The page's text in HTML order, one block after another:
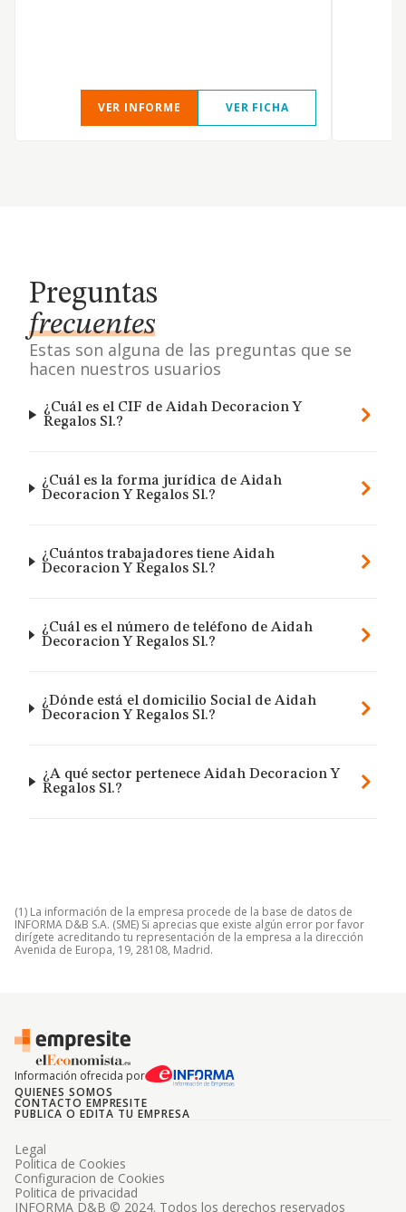
VER INFORME VER FICHA
Preguntas
frecuentes
Estas son alguna de las preguntas que se
hacen nuestros usuarios
¿Cuál es el CIF de Aidah Decoracion Y
Regalos Sl.?
¿Cuál es la forma jurídica de Aidah
Decoracion Y Regalos Sl.?
¿Cuántos trabajadores tiene Aidah
Decoracion Y Regalos Sl.?
¿Cuál es el número de teléfono de Aidah
Decoracion Y Regalos Sl.?
¿Dónde está el domicilio Social de Aidah
Decoracion Y Regalos Sl.?
¿A qué sector pertenece Aidah Decoracion Y
Regalos Sl.?
(1) La información de la empresa procede de la base de datos de
INFORMA D&B S.A. (SME) Si aprecias que existe algún error por favor
dirígete acreditando tu representación de la empresa a la dirección
Avenida de Europa, 19, 28108, Madrid.
Información ofrecida por
QUIENES SOMOS
CONTACTO EMPRESITE
PUBLICA O EDITA TU EMPRESA
INFORMA D&B © 2024. Todos los derechos reservados
Legal
Politica de Cookies
Configuracion de Cookies
Politica de privacidad